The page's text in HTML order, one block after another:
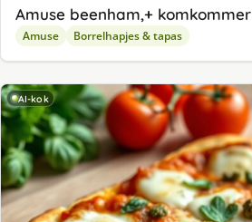
Amuse beenham,+ komkommer
Amuse Borrelhapjes & tapas
AI-kok